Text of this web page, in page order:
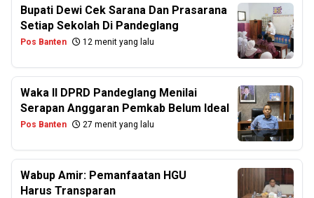
Bupati Dewi Cek Sarana Dan Prasarana
Setiap Sekolah Di Pandeglang
Pos Banten 12 menit yang lalu
Waka II DPRD Pandeglang Menilai
Serapan Anggaran Pemkab Belum Ideal
Pos Banten 27 menit yang lalu
Wabup Amir: Pemanfaatan HGU
Harus Transparan